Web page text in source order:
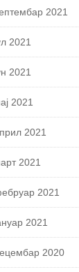
2021
2021
2021
2021
2021
2021
2021
2021
2020